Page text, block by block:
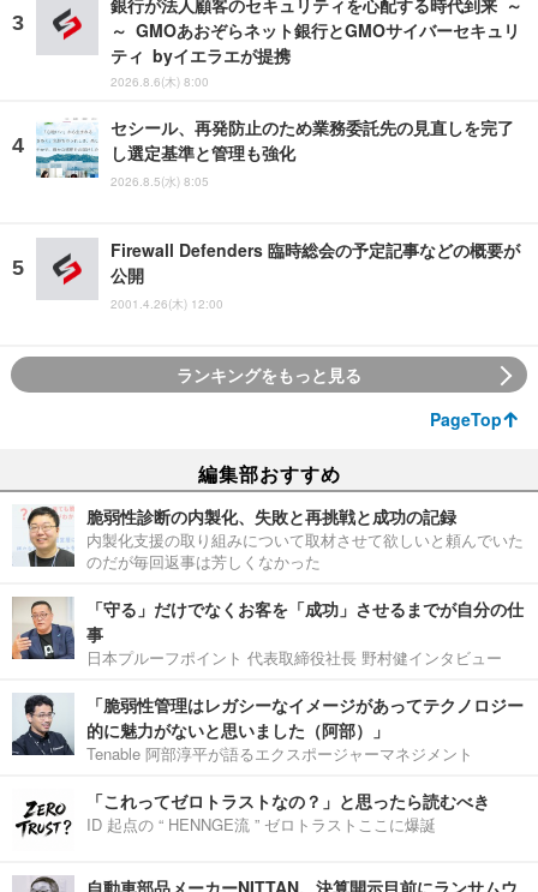
銀行が法人顧客のセキュリティを心配する時代到来 ～
～ GMOあおぞらネット銀行とGMOサイバーセキュリ
ティ byイエラエが提携
2026.8.6(木) 8:00
セシール、再発防止のため業務委託先の見直しを完了
し選定基準と管理も強化
2026.8.5(水) 8:05
Firewall Defenders 臨時総会の予定記事などの概要が
公開
2001.4.26(木) 12:00
ランキングをもっと見る
PageTop
編集部おすすめ
脆弱性診断の内製化、失敗と再挑戦と成功の記録
内製化支援の取り組みについて取材させて欲しいと頼んでいた
のだが毎回返事は芳しくなかった
「守る」だけでなくお客を「成功」させるまでが自分の仕
事
日本プルーフポイント 代表取締役社長 野村健インタビュー
「脆弱性管理はレガシーなイメージがあってテクノロジー
的に魅力がないと思いました（阿部）」
Tenable 阿部淳平が語るエクスポージャーマネジメント
「これってゼロトラストなの？」と思ったら読むべき
ID 起点の “ HENNGE流 ” ゼロトラストここに爆誕
自動車部品メーカーNITTAN、決算開示目前にランサムウ